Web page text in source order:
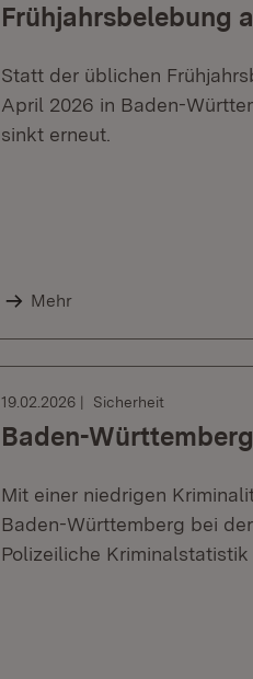
Frühjahrsbelebung
Statt der üblichen
April 2026 in Baden-
sinkt erneut.
Mehr
19.02.2026 Sicherheit
Baden-
Mit einer niedrigen
Baden-Württemberg bei
Polizeiliche Kriminalstatistik